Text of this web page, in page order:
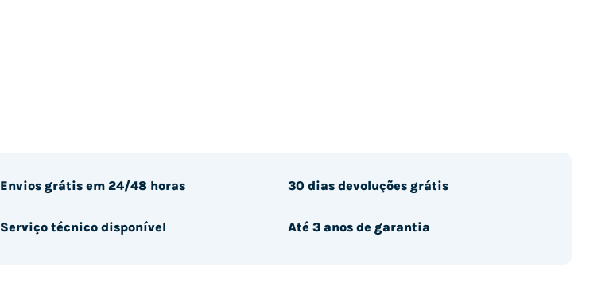
Envios grátis em 24/48 horas
Serviço técnico disponível
30 dias devoluções grátis
Até 3 anos de garantia